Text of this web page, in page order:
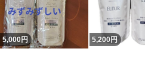
5,000円 5,200円